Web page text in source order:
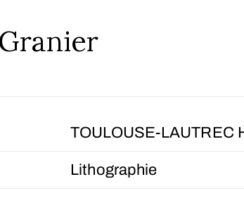
TOULOUSE-LAUTREC
Lithographie